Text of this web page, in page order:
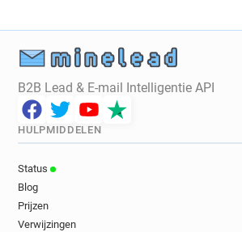
B2B Lead & E-mail Intelligentie API
HULPMIDDELEN
Status
Blog
Prijzen
Verwijzingen